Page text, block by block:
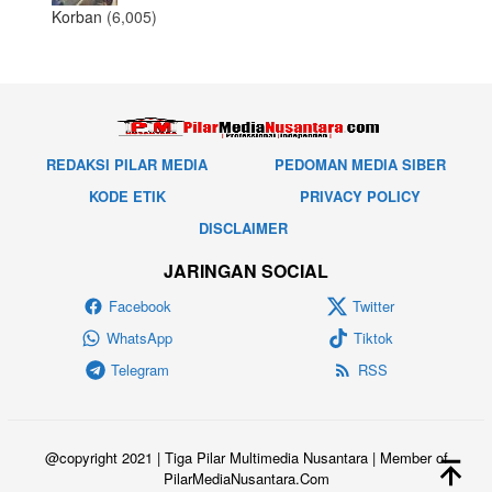
Korban (6,005)
REDAKSI PILAR MEDIA
PEDOMAN MEDIA SIBER
KODE ETIK
PRIVACY POLICY
DISCLAIMER
JARINGAN SOCIAL
Facebook
Twitter
WhatsApp
Tiktok
Telegram
RSS
@copyright 2021 | Tiga Pilar Multimedia Nusantara | Member of
PilarMediaNusantara.Com